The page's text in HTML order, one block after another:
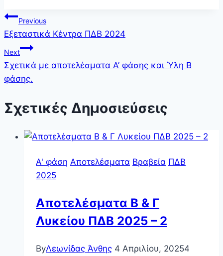
Πλοήγηση
άρθρων
Previous
Εξεταστικά Κέντρα ΠΔΒ 2024
Next
Σχετικά με αποτελέσματα Α’ φάσης και Ύλη Β
φάσης.
Σχετικές Δημοσιεύσεις
Α' φάση Αποτελέσματα Βραβεία ΠΔΒ
2025
Αποτελέσματα Β & Γ
Λυκείου ΠΔΒ 2025 – 2
ByΛεωνίδας Άνθης 4 Απριλίου, 20254